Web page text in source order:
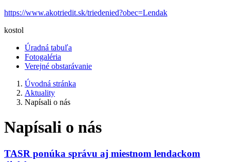
https://www.akotriedit.sk/triedenied?obec=Lendak
kostol
Úradná tabuľa
Fotogaléria
Verejné obstarávanie
Úvodná stránka
Aktuality
Napísali o nás
Napísali o nás
TASR ponúka správu aj miestnom lendackom